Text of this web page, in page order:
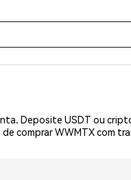
Deposite USDT ou
comprar WWMTX com